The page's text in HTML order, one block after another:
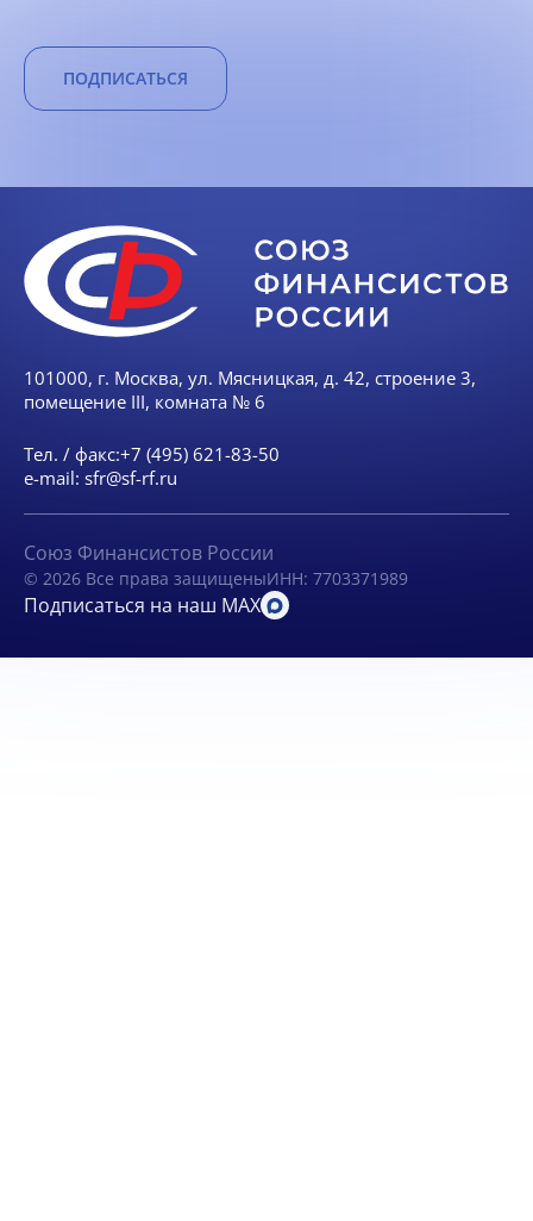
ПОДПИСАТЬСЯ
101000, г. Москва, ул. Мясницкая, д. 42, строение 3,
помещение III, комната № 6
Тел. / факс:+7 (495) 621-83-50
e-mail: sfr@sf-rf.ru
Союз Финансистов России
© 2026 Все права защищеныИНН: 7703371989
Подписаться на наш MAX